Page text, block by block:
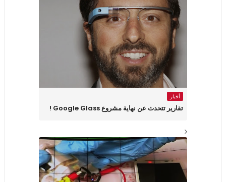
أخبار
تقارير تتحدث عن نهاية مشروع Google Glass !